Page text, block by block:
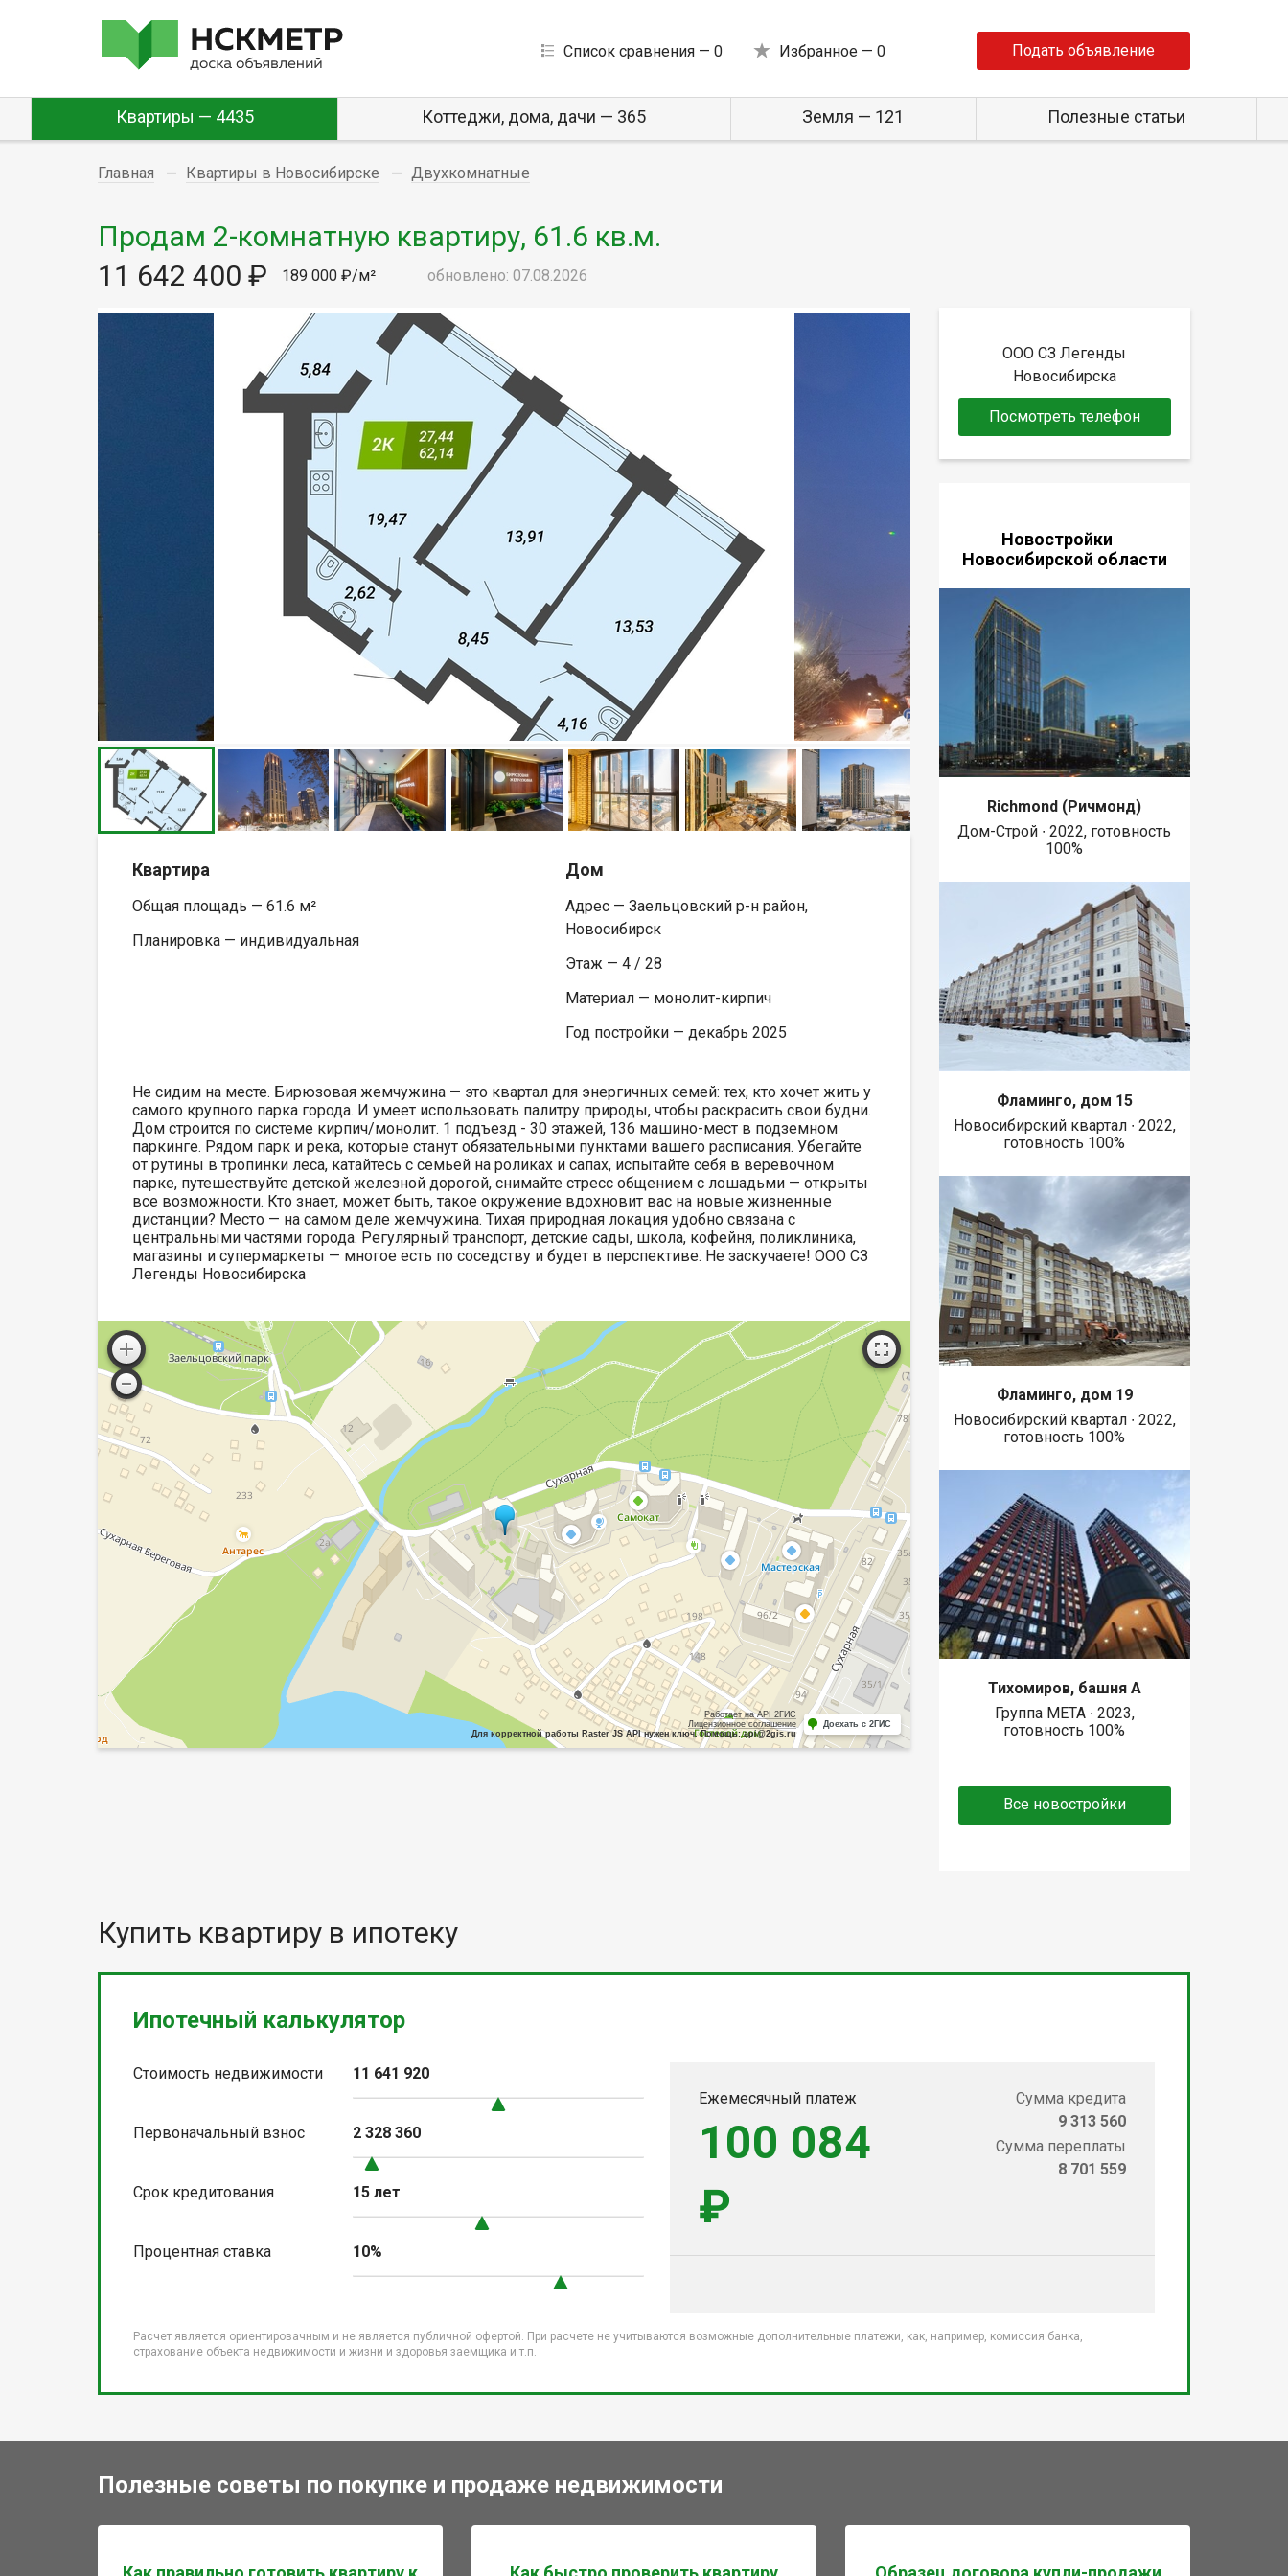
Список сравнения — 0 Избранное — 0 Подать объявление
Квартиры — 4435 Коттеджи, дома, дачи — 365 Земля — 121 Полезные статьи
Главная Квартиры в Новосибирске Двухкомнатные
Продам 2-комнатную квартиру, 61.6 кв.м.
11 642 400 ₽
189 000 ₽/м² обновлено: 07.08.2026
Квартира
Общая площадь — 61.6 м²
Планировка — индивидуальная
Дом
Адрес — Заельцовский р-н район,
Новосибирск
Этаж — 4 / 28
Материал — монолит-кирпич
Год постройки — декабрь 2025
Не сидим на месте. Бирюзовая жемчужина — это квартал для энергичных семей: тех, кто хочет жить у
самого крупного парка города. И умеет использовать палитру природы, чтобы раскрасить свои будни.
Дом строится по системе кирпич/монолит. 1 подъезд - 30 этажей, 136 машино-мест в подземном
паркинге. Рядом парк и река, которые станут обязательными пунктами вашего расписания. Убегайте
от рутины в тропинки леса, катайтесь с семьей на роликах и сапах, испытайте себя в веревочном
парке, путешествуйте детской железной дорогой, снимайте стресс общением с лошадьми — открыты
все возможности. Кто знает, может быть, такое окружение вдохновит вас на новые жизненные
дистанции? Место — на самом деле жемчужина. Тихая природная локация удобно связана с
центральными частями города. Регулярный транспорт, детские сады, школа, кофейня, поликлиника,
магазины и супермаркеты — многое есть по соседству и будет в перспективе. Не заскучаете! ООО СЗ
Легенды Новосибирска
Работает на API 2ГИС
Лицензионное соглашение
Для корректной работы Raster JS API нужен ключ. Помощь: api@2gis.ru
Доехать с 2ГИС
ООО СЗ Легенды
Новосибирска
Посмотреть телефон
Новостройки
Новосибирской области
Richmond (Ричмонд)
Дом-Строй ∙ 2022, готовность
100%
Фламинго, дом 15
Новосибирский квартал ∙ 2022,
готовность 100%
Фламинго, дом 19
Новосибирский квартал ∙ 2022,
готовность 100%
Тихомиров, башня А
Группа МЕТА ∙ 2023,
готовность 100%
Все новостройки
Купить квартиру в ипотеку
Ипотечный калькулятор
Стоимость недвижимости 11 641 920
Первоначальный взнос 2 328 360
Срок кредитования 15 лет
Процентная ставка 10%
Ежемесячный платеж
100 084
₽
Сумма кредита
9 313 560
Сумма переплаты
8 701 559
Расчет является ориентировачным и не является публичной офертой. При расчете не учитываются возможные дополнительные платежи, как, например, комиссия банка,
страхование объекта недвижимости и жизни и здоровья заемщика и т.п.
Полезные советы по покупке и продаже недвижимости